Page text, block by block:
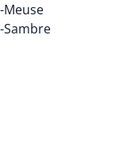
Meuse
Sambre